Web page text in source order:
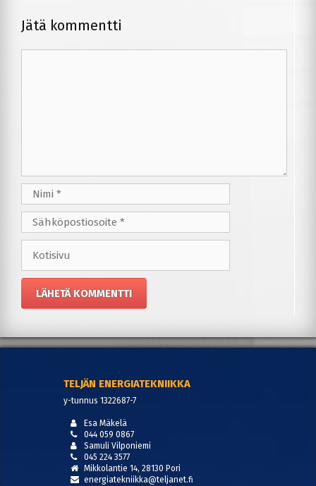
Jätä kommentti
Nimi
Sähköpostiosoite
TELJÄN ENERGIATEKNIIKKA
y-tunnus 1322687-7
Esa Mäkelä
044 059 0867
Samuli Vilponiemi
045 224 3577
Mikkolantie 14, 28130 Pori
energiatekniikka@teljanet.fi